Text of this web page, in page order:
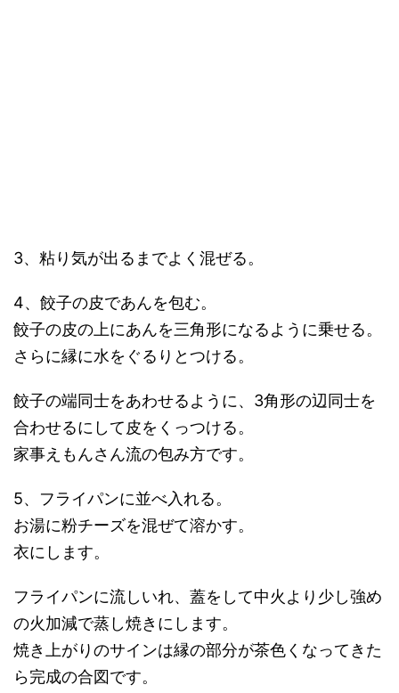
3、粘り気が出るまでよく混ぜる。
4、餃子の皮であんを包む。
餃子の皮の上にあんを三角形になるように乗せる。
さらに縁に水をぐるりとつける。
餃子の端同士をあわせるように、3角形の辺同士を
合わせるにして皮をくっつける。
家事えもんさん流の包み方です。
5、フライパンに並べ入れる。
お湯に粉チーズを混ぜて溶かす。
衣にします。
フライパンに流しいれ、蓋をして中火より少し強め
の火加減で蒸し焼きにします。
焼き上がりのサインは縁の部分が茶色くなってきた
ら完成の合図です。